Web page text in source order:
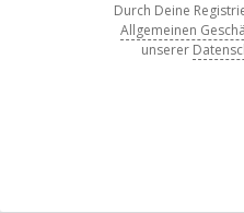
Durch Deine
Allgemeinen
unserer